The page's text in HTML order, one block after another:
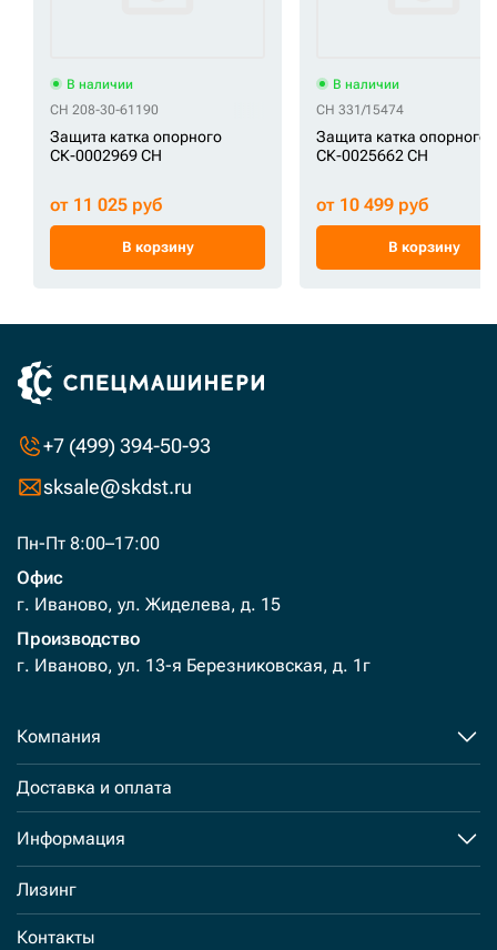
В наличии
CH 208-30-61190
Защита катка опорного
СК-0002969 CH
от 11 025 руб
В корзину
В наличии
CH 331/15474
Защита катка опорного
СК-0025662 CH
от 10 499 руб
В корзину
+7 (499) 394-50-93
sksale@skdst.ru
Пн-Пт 8:00–17:00
Офис
г. Иваново, ул. Жиделева, д. 15
Производство
г. Иваново, ул. 13-я Березниковская, д. 1г
Компания
Доставка и оплата
Информация
Лизинг
Контакты